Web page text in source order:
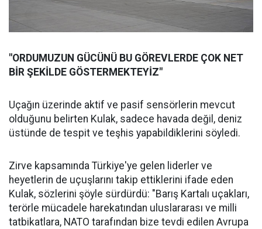
"ORDUMUZUN GÜCÜNÜ BU GÖREVLERDE ÇOK NET
BİR ŞEKİLDE GÖSTERMEKTEYİZ"
Uçağın üzerinde aktif ve pasif sensörlerin mevcut
olduğunu belirten Kulak, sadece havada değil, deniz
üstünde de tespit ve teşhis yapabildiklerini söyledi.
Zirve kapsamında Türkiye'ye gelen liderler ve
heyetlerin de uçuşlarını takip ettiklerini ifade eden
Kulak, sözlerini şöyle sürdürdü: "Barış Kartalı uçakları,
terörle mücadele harekatından uluslararası ve milli
tatbikatlara, NATO tarafından bize tevdi edilen Avrupa